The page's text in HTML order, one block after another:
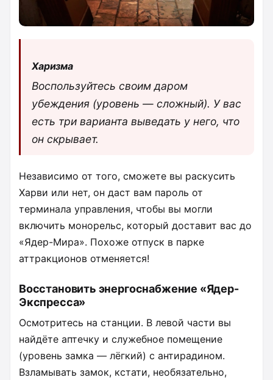
Харизма
Воспользуйтесь своим даром
убеждения (уровень — сложный). У вас
есть три варианта выведать у него, что
он скрывает.
Независимо от того, сможете вы раскусить
Харви или нет, он даст вам пароль от
терминала управления, чтобы вы могли
включить монорельс, который доставит вас до
«Ядер-Мира». Похоже отпуск в парке
аттракционов отменяется!
Восстановить энергоснабжение «Ядер-
Экспресса»
Осмотритесь на станции. В левой части вы
найдёте аптечку и служебное помещение
(уровень замка — лёгкий) с антирадином.
Взламывать замок, кстати, необязательно,